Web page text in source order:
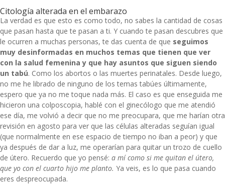
Citología alterada en el embarazo
La verdad es que esto es como todo, no sabes la cantidad de cosas
que pasan hasta que te pasan a ti. Y cuando te pasan descubres que
le ocurren a muchas personas, te das cuenta de que seguimos
muy desinformadas en muchos temas que tienen que ver
con la salud femenina y que hay asuntos que siguen siendo
un tabú. Como los abortos o las muertes perinatales. Desde luego,
no me he librado de ninguno de los temas tabúes últimamente,
espero que ya no me toque nada más. El caso es que enseguida me
hicieron una colposcopia, hablé con el ginecólogo que me atendió
ese día, me volvió a decir que no me preocupara, que me harían otra
revisión en agosto para ver que las células alteradas seguían igual
(que normalmente en ese espacio de tiempo no iban a peor) y que
ya después de dar a luz, me operarían para quitar un trozo de cuello
de útero. Recuerdo que yo pensé: a mí como si me quitan el útero,
que yo con el cuarto hijo me planto. Ya veis, es lo que pasa cuando
eres despreocupada.